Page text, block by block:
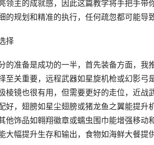
领主的成就感，因此这篇教学将手把手带
的规划和精准的执行，任何疏忽都可能导
择
的准备是成功的一半，首先装备方面，
至关重要，远程武器如星旋机枪或幻影
棱镜也很有用，但需要更好的走位，近
好，翅膀如星尘翅膀或猪龙鱼之翼能提
他饰品如翱翔徽章或蠕虫围巾能增强移
大幅提升生存和输出，食物如海鲜大餐提